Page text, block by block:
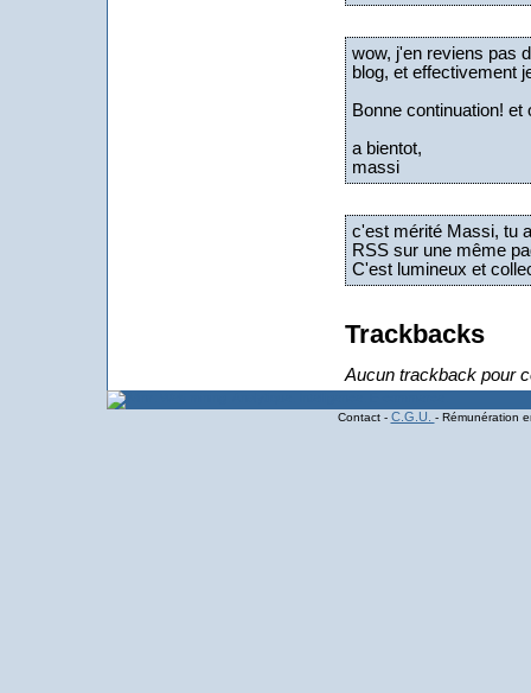
wow, j'en reviens pas
blog, et effectivement
Bonne continuation!
a bientot,
massi
c'est mérité Massi, tu
RSS sur une même
C'est lumineux et
Trackbacks
Aucun trackback pour
Contact - C.G.U. - Rémunération